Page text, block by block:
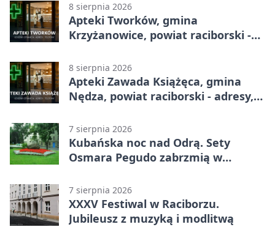
8 sierpnia 2026
Apteki Tworków, gmina
Krzyżanowice, powiat raciborski -
8 sierpnia 2026
Apteki Zawada Książęca, gmina
Nędza, powiat raciborski - adresy,
7 sierpnia 2026
Kubańska noc nad Odrą. Sety
Osmara Pegudo zabrzmią w
7 sierpnia 2026
XXXV Festiwal w Raciborzu.
Jubileusz z muzyką i modlitwą